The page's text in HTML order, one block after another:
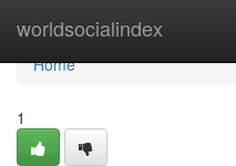
worldsocialindex
Home
Home
1